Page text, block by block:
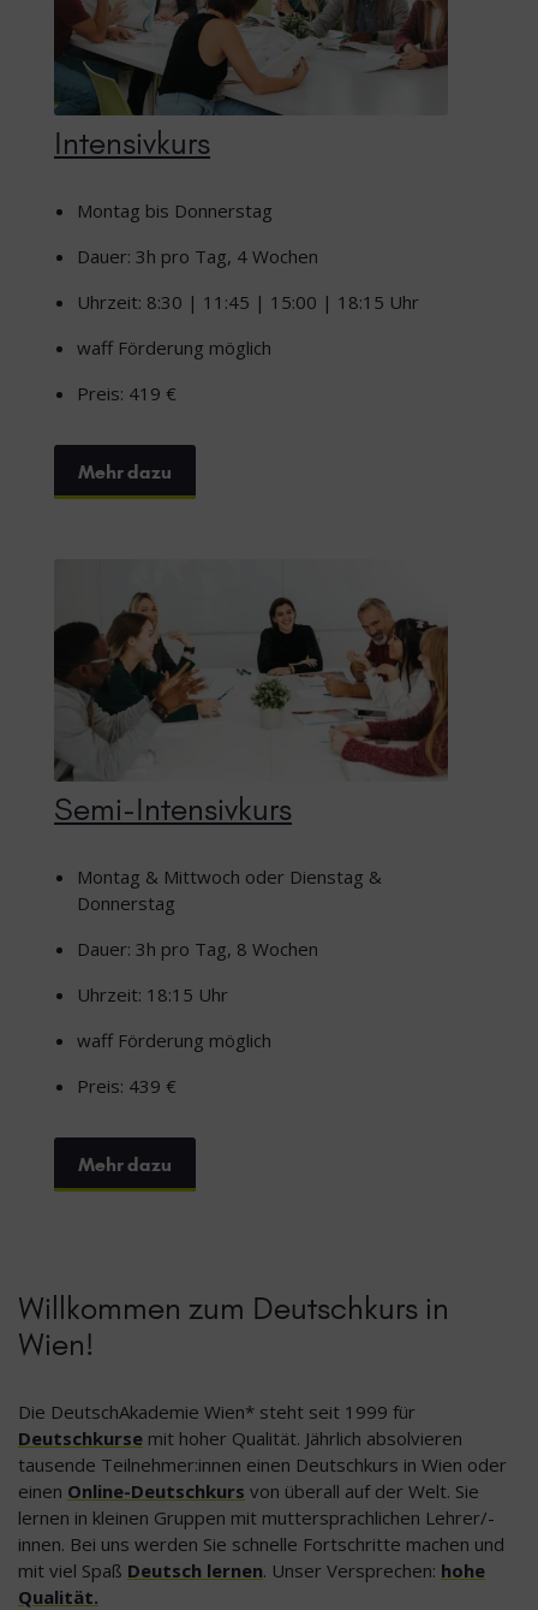
Intensivkurs
Montag bis Donnerstag
Dauer: 3h pro Tag, 4 Wochen
Uhrzeit: 8:30 | 11:45 | 15:00 | 18:15 Uhr
waff Förderung möglich
Preis: 419 €
Mehr dazu
Semi-Intensivkurs
Montag & Mittwoch oder Dienstag &
Donnerstag
Dauer: 3h pro Tag, 8 Wochen
Uhrzeit: 18:15 Uhr
waff Förderung möglich
Preis: 439 €
Mehr dazu
Willkommen zum Deutschkurs in
Wien!
Die DeutschAkademie Wien* steht seit 1999 für
Deutschkurse mit hoher Qualität. Jährlich absolvieren
tausende Teilnehmer:innen einen Deutschkurs in Wien oder
einen Online-Deutschkurs von überall auf der Welt. Sie
lernen in kleinen Gruppen mit muttersprachlichen Lehrer/-
innen. Bei uns werden Sie schnelle Fortschritte machen und
mit viel Spaß Deutsch lernen. Unser Versprechen: hohe
Qualität.